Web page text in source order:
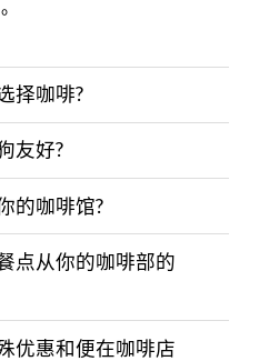
择咖啡?
友好?
的咖啡馆?
点从你的咖啡部的
优惠和便在咖啡店